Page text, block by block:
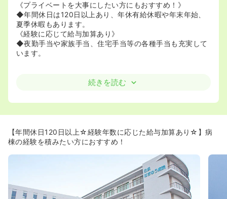
《プライベートを大事にしたい方にもおすすめ！》
◆年間休日は120日以上あり、年休有給休暇や年末年始、
夏季休暇もあります。
《経験に応じて給与加算あり》
◆夜勤手当や家族手当、住宅手当等の各種手当も充実して
います。
続きを読む
【年間休日120日以上☆経験年数に応じた給与加算あり☆】病
棟の経験を積みたい方におすすめ！